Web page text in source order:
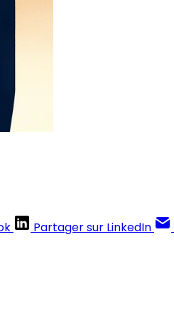
Partager sur LinkedIn